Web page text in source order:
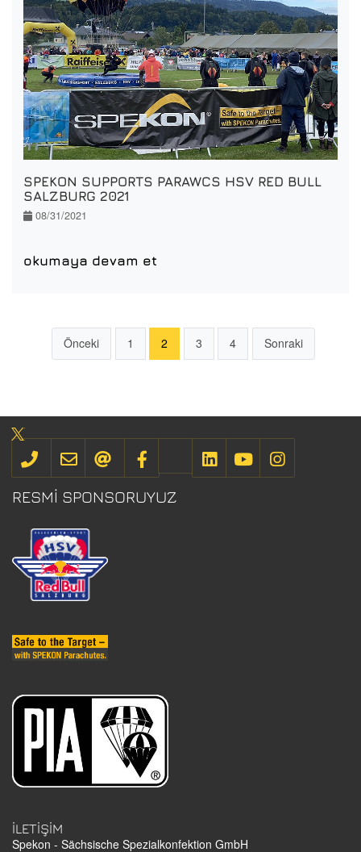
SPEKON SUPPORTS PARAWCS HSV RED BULL
SALZBURG 2021
08/31/2021
okumaya devam et
Önceki 1 2 3 4 Sonraki
RESMI SPONSORUYUZ
İLETIŞIM
Spekon - Sächsische Spezialkonfektion GmbH